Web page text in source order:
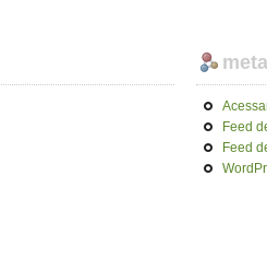
meta
Feed
Feed